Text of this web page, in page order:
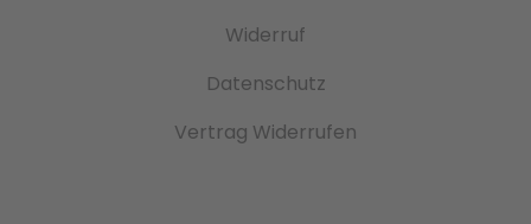
Widerruf
Datenschutz
Vertrag Widerrufen